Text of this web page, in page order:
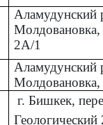
Аламудунский
2А/1
Аламудунский
г. Бишкек,
Геологический